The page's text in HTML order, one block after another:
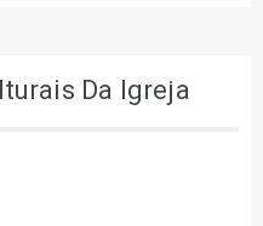
Da Igreja